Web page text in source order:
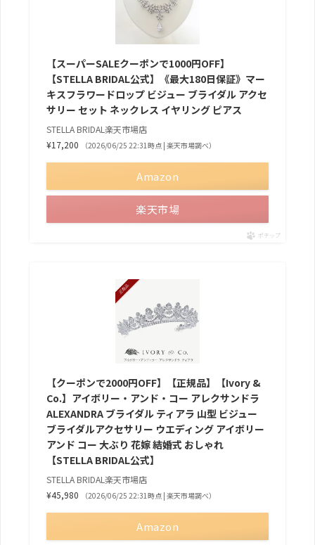
【スーパーSALEクーポンで1000円OFF】
【STELLA BRIDAL公式】《最大180日保証》マー
キスフラワードロップ ビジュー ブライダル アクセ
サリー セット ネックレス イヤリング ピアス
STELLA BRIDAL楽天市場店
¥17,200
（2026/06/25 22:31時点 | 楽天市場調べ）
Amazon
楽天市場
ポチップ
【クーポンで2000円OFF】【正規品】【Ivory &
Co.】アイボリー・アンド・コー アレクサンドラ
ALEXANDRA ブライダル ティアラ 山型 ビジュー
ブライダルアクセサリー ウエディング アイボリー
アンド コー 大ぶり 花嫁 結婚式 おしゃれ
【STELLA BRIDAL公式】
STELLA BRIDAL楽天市場店
¥45,980
（2026/06/25 22:31時点 | 楽天市場調べ）
Amazon